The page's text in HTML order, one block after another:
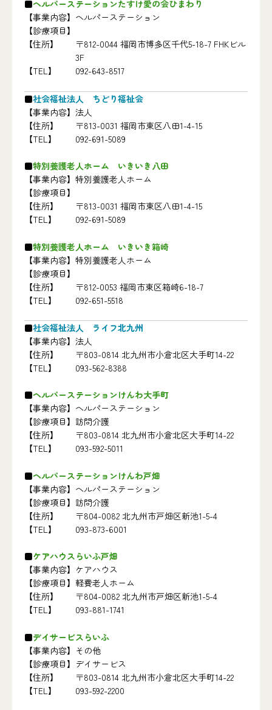
ヘルパーステーションたすけ愛の会ひまわり
【事業内容】 ヘルパーステーション
【診療項目】
【住所】
〒812-0044 福岡市博多区千代5-18-7 FHKビル
3F
【TEL】
092-643-8517
社会福祉法人 ちどり福祉会
【事業内容】 法人
【住所】
〒813-0031 福岡市東区八田1-4-15
【TEL】
092-691-5089
特別養護老人ホーム いきいき八田
【事業内容】 特別養護老人ホーム
【診療項目】
【住所】
〒813-0031 福岡市東区八田1-4-15
【TEL】
092-691-5089
特別養護老人ホーム いきいき箱崎
【事業内容】 特別養護老人ホーム
【診療項目】
【住所】
〒812-0053 福岡市東区箱崎6-18-7
【TEL】
092-651-5518
社会福祉法人 ライフ北九州
【事業内容】 法人
【住所】
〒803-0814 北九州市小倉北区大手町14-22
【TEL】
093-562-8388
ヘルパーステーションけんわ大手町
【事業内容】 ヘルパーステーション
【診療項目】 訪問介護
【住所】
〒803-0814 北九州市小倉北区大手町14-22
【TEL】
093-592-5011
ヘルパーステーションけんわ戸畑
【事業内容】 ヘルパーステーション
【診療項目】 訪問介護
【住所】
〒804-0082 北九州市戸畑区新池1-5-4
【TEL】
093-873-6001
ケアハウスらいふ戸畑
【事業内容】 ケアハウス
【診療項目】 軽費老人ホーム
【住所】
〒804-0082 北九州市戸畑区新池1-5-4
【TEL】
093-881-1741
デイサービスらいふ
【事業内容】 その他
【診療項目】 デイサービス
【住所】
〒803-0814 北九州市小倉北区大手町14-22
【TEL】
093-592-2200